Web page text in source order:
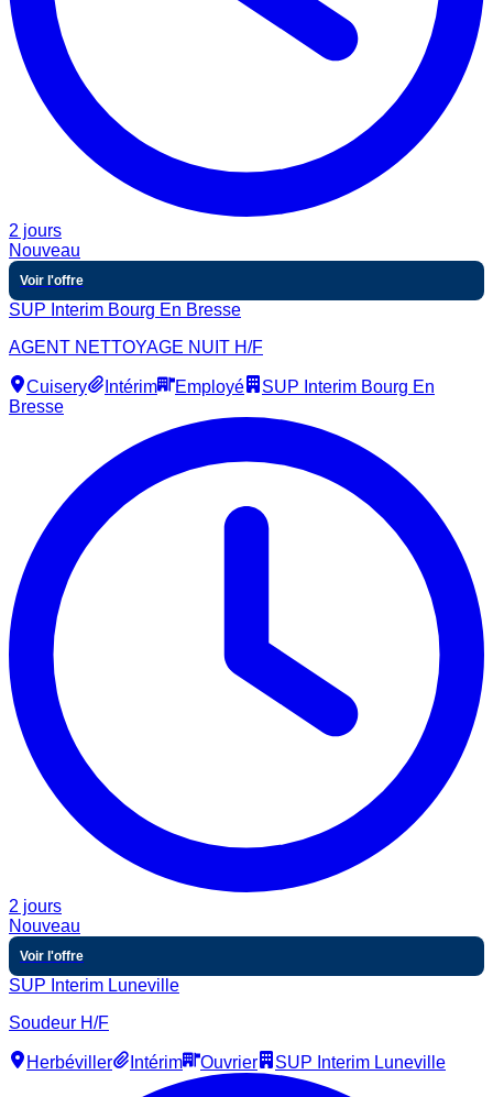
2 jours
Nouveau
Voir l'offre
SUP Interim Bourg En Bresse
AGENT NETTOYAGE NUIT H/F
Cuisery Intérim Employé
SUP Interim Bourg En
Bresse
2 jours
Nouveau
Voir l'offre
SUP Interim Luneville
Soudeur H/F
Herbéviller Intérim Ouvrier SUP Interim Luneville